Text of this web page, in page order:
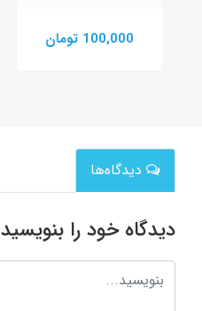
100,000 تومان
دیدگاه‌ها
دیدگاه خود را بنویسید